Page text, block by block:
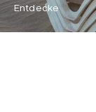
Entdecke